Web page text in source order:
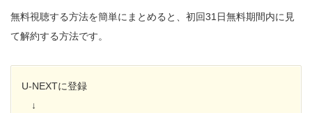
無料視聴する方法を簡単にまとめると、初回31日無料期間内に見
て解約する方法です。
U-NEXTに登録
↓